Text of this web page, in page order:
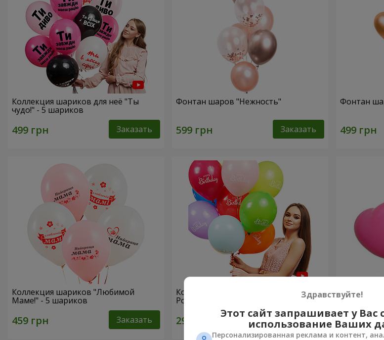
Коллекция шариков для неё "Ты
чудо!" - 5 шариков
Заказать
Фонтан шаров "Нежность"
Заказать
Фонтан
Коллекция шариков "Любимой
Маме!" - 5 шариков
Заказать
Коллекция шариков "С Днем
Рождения" - 3 шарика
Заказать
3
Здравствуйте!
Этот сайт запрашивает у Вас
использование Ваших
Персонализированная реклама и контент,